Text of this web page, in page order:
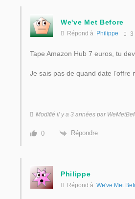
We've Met Before
Répond à Philippe 3
Tape Amazon Hub 7 euros, tu
Je sais pas de quand date l’offre
Modifié il y a 3 années par
0 Répondre
Philippe
Répond à We've Met